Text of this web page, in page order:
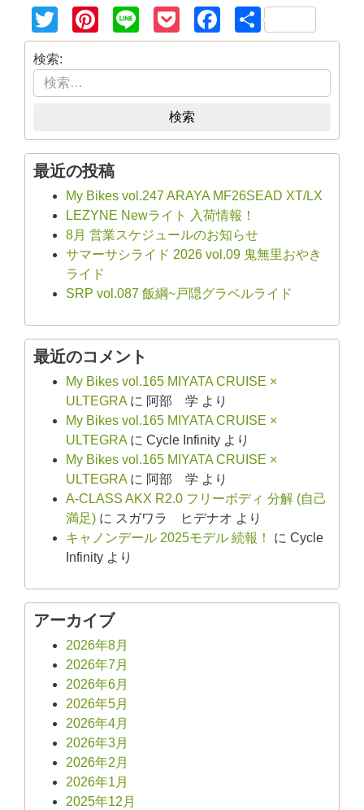
TwitterPinterest
Line PocketFacebook
共
有
検索:
検索
最近の投稿
My Bikes vol.247 ARAYA MF26SEAD XT/LX
LEZYNE Newライト 入荷情報！
8月 営業スケジュールのお知らせ
サマーサシライド 2026 vol.09 鬼無里おやき
ライド
SRP vol.087 飯綱~戸隠グラベルライド
最近のコメント
My Bikes vol.165 MIYATA CRUISE ×
ULTEGRA に 阿部 学 より
My Bikes vol.165 MIYATA CRUISE ×
ULTEGRA に Cycle Infinity より
My Bikes vol.165 MIYATA CRUISE ×
ULTEGRA に 阿部 学 より
A-CLASS AKX R2.0 フリーボディ 分解 (自己
満足) に スガワラ ヒデナオ より
キャノンデール 2025モデル 続報！
に Cycle
Infinity より
アーカイブ
2026年8月
2026年7月
2026年6月
2026年5月
2026年4月
2026年3月
2026年2月
2026年1月
2025年12月